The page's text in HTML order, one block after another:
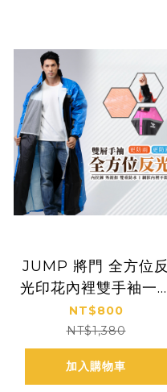
JUMP 將門 全方位反
光印花內裡雙手袖一件
式風雨衣
NT$800
NT$1,380
加入購物車